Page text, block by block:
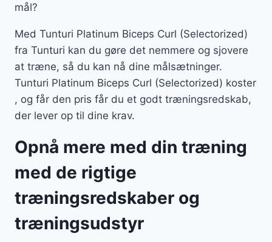
mål?
Med Tunturi Platinum Biceps Curl (Selectorized)
fra Tunturi kan du gøre det nemmere og sjovere
at træne, så du kan nå dine målsætninger.
Tunturi Platinum Biceps Curl (Selectorized) koster
, og får den pris får du et godt træningsredskab,
der lever op til dine krav.
Opnå mere med din træning
med de rigtige
træningsredskaber og
træningsudstyr